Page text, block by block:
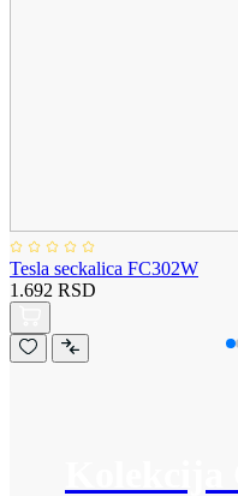
Tesla seckalica FC302W
1.692 RSD